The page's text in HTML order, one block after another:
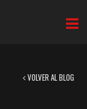
VOLVER AL BLOG